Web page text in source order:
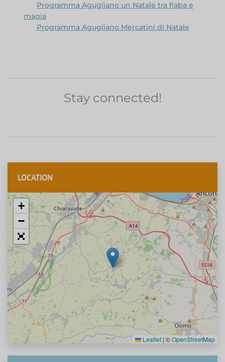
Programma Agugliano un Natale tra fiaba e
magia
Programma Agugliano Mercatini di Natale
Stay connected!
LOCATION
+
−
Leaflet | ©OpenStreetMap